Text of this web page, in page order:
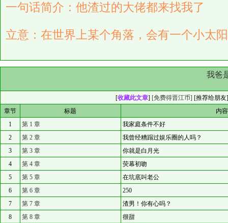
一句话简介：他渣过的大佬都来找我了
立意：在世界上某个角落，会有一个小太
我爸
[收藏此文章] [免费得晋江币] [推荐给朋友
章节
标题
内
1
第 1 章
我家庭条件不好
2
第 2 章
我曾经糟蹋过娱乐圈的人吗？
3
第 3 章
你就是白月光
4
第 4 章
荧幕初吻
5
第 5 章
在坑底叫老公
6
第 6 章
250
7
第 7 章
渣男！你有心吗？
8
第 8 章
很甜